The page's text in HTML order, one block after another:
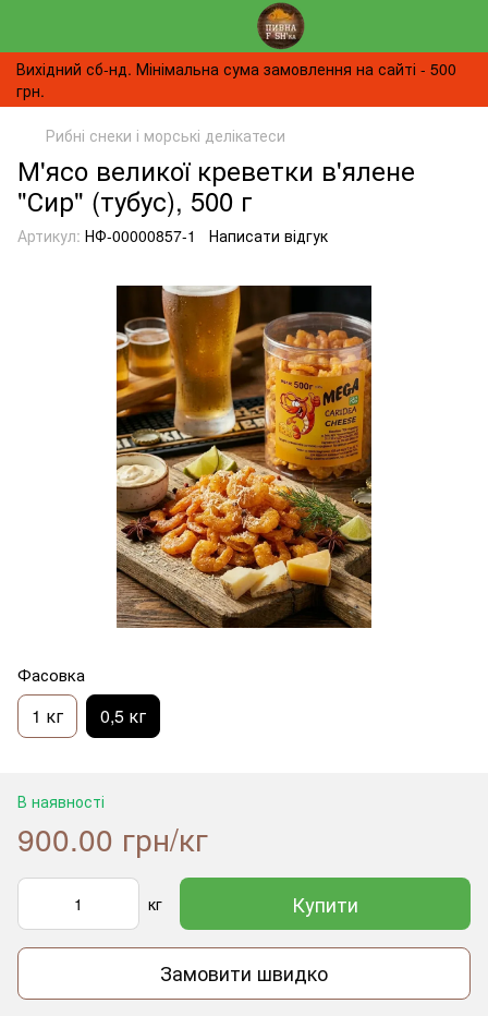
Вихідний сб-нд. Мінімальна сума замовлення на сайті - 500
грн.
Рибні снеки і морські делікатеси
М'ясо великої креветки в'ялене
"Сир" (тубус), 500 г
Артикул: НФ-00000857-1 Написати відгук
Фасовка
1 кг 0,5 кг
В наявності
900.00 грн/кг
кг Купити
Замовити швидко